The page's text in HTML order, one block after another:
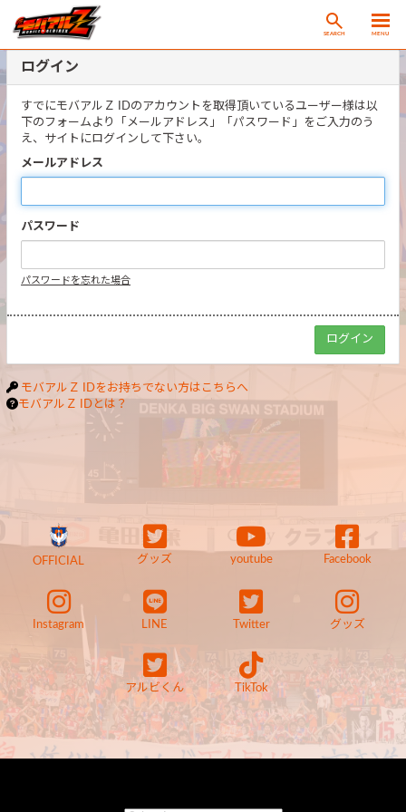
SEARCH MENU
ログイン
すでにモバアルＺ IDのアカウントを取得頂いているユーザー様は以
下のフォームより「メールアドレス」「パスワード」をご入力のう
え、サイトにログインして下さい。
メールアドレス
パスワード
パスワードを忘れた場合
モバアルＺ IDをお持ちでない方はこちらへ
モバアルＺ IDとは？
OFFICIAL グッズ youtube Facebook
Instagram LINE Twitter グッズ
アルビくん TikTok